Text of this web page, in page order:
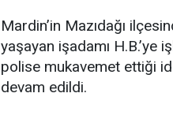
Mardin’in Mazıdağı
yaşayan işadamı
polise mukavemet ettiği
devam edildi.